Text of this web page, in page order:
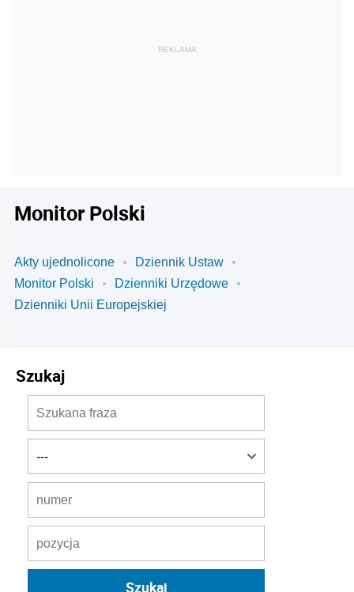
Monitor Polski
Akty ujednolicone
Dziennik Ustaw
Monitor Polski
Dzienniki Urzędowe
Dzienniki Unii Europejskiej
Szukaj